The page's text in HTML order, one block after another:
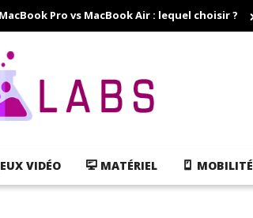
Pro vs MacBook Air : lequel choisir ?
VIDÉO MATÉRIEL MOBILITÉ